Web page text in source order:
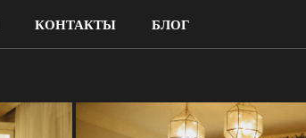
КОНТАКТЫ БЛОГ